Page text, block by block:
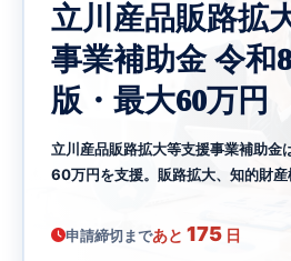
立川産品販路拡
事業補助金 令和
版・最大60万円
立川産品販路拡大等支援事業補助金
60万円を支援。販路拡大、知的財産
申請締切まであと 175 日